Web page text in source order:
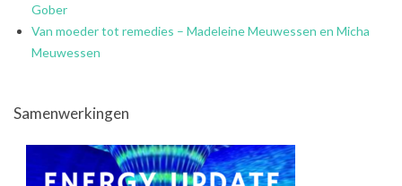
Gober
Van moeder tot remedies – Madeleine Meuwessen en Micha
Meuwessen
Samenwerkingen